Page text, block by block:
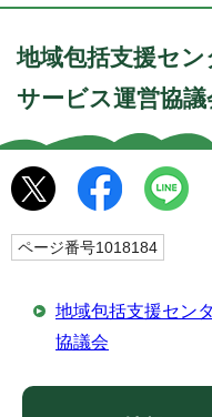
地域包括支援セ
サービス運営協議
ページ番号1018184
地域包括支援セン
協議会